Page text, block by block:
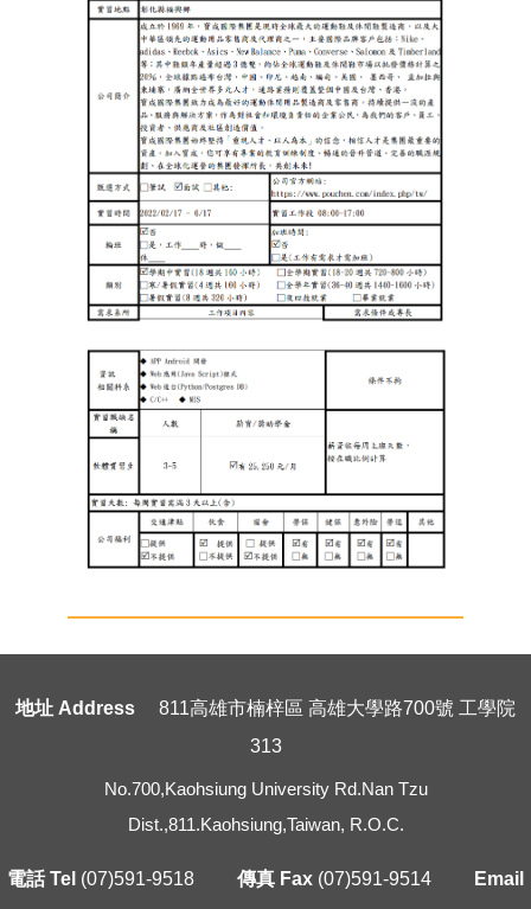
地址 Address 811高雄市楠梓區 高雄大學路700號 工學院
313
No.700,Kaohsiung University Rd.Nan Tzu
Dist.,811.Kaohsiung,Taiwan, R.O.C.
電話 Tel (07)591-9518 傳真 Fax (07)591-9514
Email